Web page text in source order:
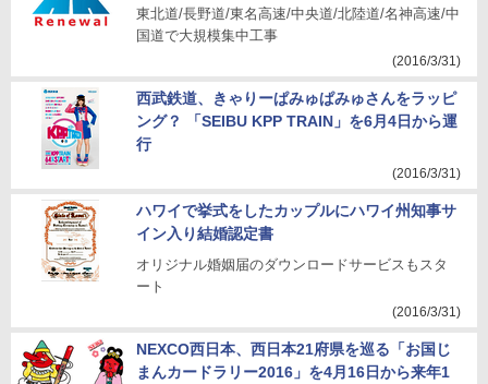
東北道/長野道/東名高速/中央道/北陸道/名神高速/中
国道で大規模集中工事
(2016/3/31)
西武鉄道、きゃりーぱみゅぱみゅさんをラッピ
ング？ 「SEIBU KPP TRAIN」を6月4日から運
行
(2016/3/31)
ハワイで挙式をしたカップルにハワイ州知事サ
イン入り結婚認定書
オリジナル婚姻届のダウンロードサービスもスタ
ート
(2016/3/31)
NEXCO西日本、西日本21府県を巡る「お国じ
まんカードラリー2016」を4月16日から来年1